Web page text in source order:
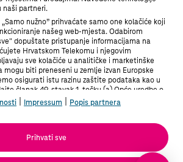
naši partneri.
nužno” prihvaćate samo one kolačiće koji
našeg web-mjesta. Odabirom
dopuštate pristupanje informacijama na
Hrvatskom Telekomu i njegovim
sve kolačiće u analitičke i marketinške
mogu biti preneseni u zemlje izvan Europske
osigurati istu razinu zaštite podataka kao u
članak 49. stavak 1. točku (a) Opće uredbe o
možete odabrati sve mogućnosti i u
stanje svoje privole.
pronaći u Pravilima o zaštiti privatnosti i na
Impressum Popis partnera
Prihvati sve
pogodnosti.
aplikaciju